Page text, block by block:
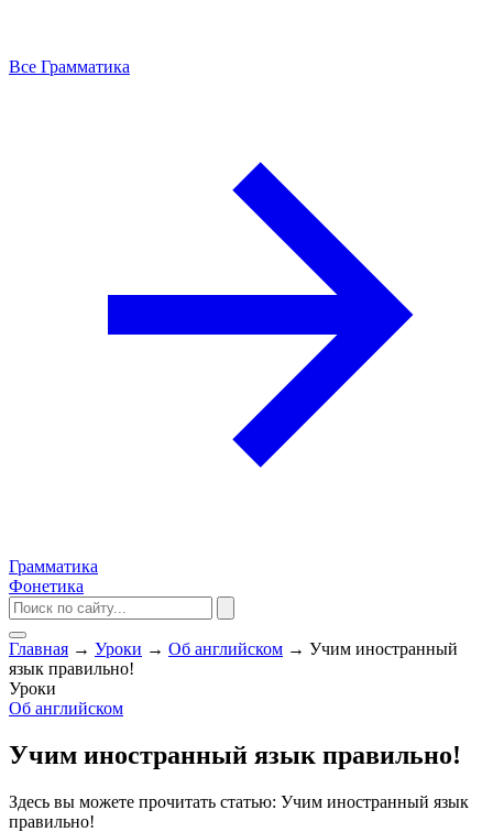
Все Грамматика
Грамматика
Фонетика
Главная → Уроки → Об английском → Учим иностранный
язык правильно!
Уроки
Об английском
Учим иностранный язык правильно!
Здесь вы можете прочитать статью: Учим иностранный язык
правильно!